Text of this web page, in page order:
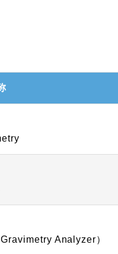
Analyzer）